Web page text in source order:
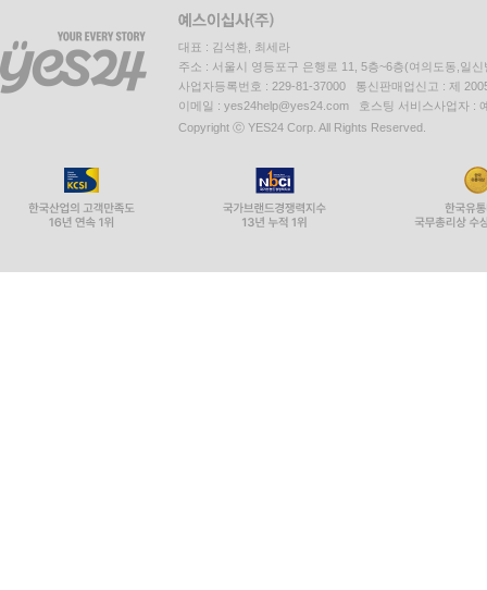
대표 : 김석환, 최세라
주소 : 서울시 영등포구 은행로 11, 5층~6층(여의도동,일신
사업자등록번호 : 229-81-37000 통신판매업신고 : 제
이메일 : yes24help@yes24.com 호스팅 서비스사업자 :
Copyright ⓒ YES24 Corp. All Rights Reserved.